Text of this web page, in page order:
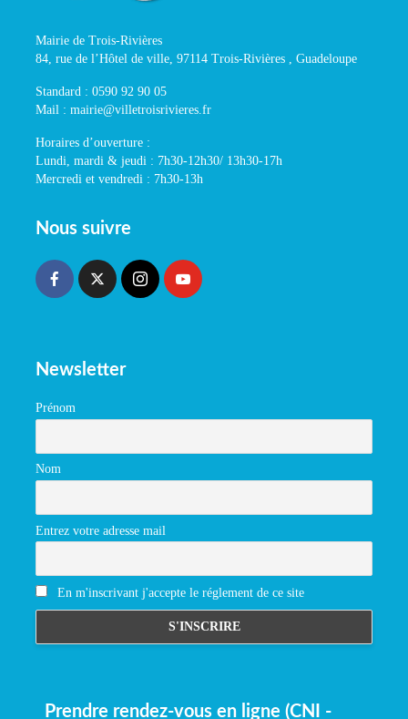
Mairie de Trois-Rivières
84, rue de l’Hôtel de ville, 97114 Trois-Rivières , Guadeloupe
Standard : 0590 92 90 05
Mail : mairie@villetroisrivieres.fr
Horaires d’ouverture :
Lundi, mardi & jeudi : 7h30-12h30/ 13h30-17h
Mercredi et vendredi : 7h30-13h
Nous suivre
Newsletter
Prénom
Nom
Entrez votre adresse mail
En m'inscrivant j'accepte le réglement de ce site
Prendre rendez-vous en ligne (CNI -